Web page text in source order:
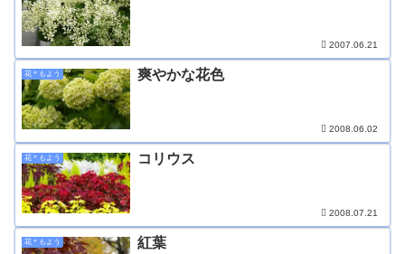
2007.06.21
花＊もよう 爽やかな花色
2008.06.02
花＊もよう コリウス
2008.07.21
花＊もよう 紅葉